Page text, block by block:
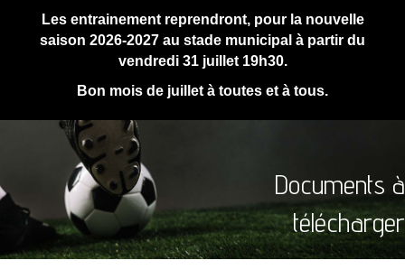
Les entrainement reprendront, pour la nouvelle
saison 2026-2027 au stade municipal à partir du
vendredi 31 juillet 19h30.
Bon mois de juillet à toutes et à tous.
Documents à
télécharger